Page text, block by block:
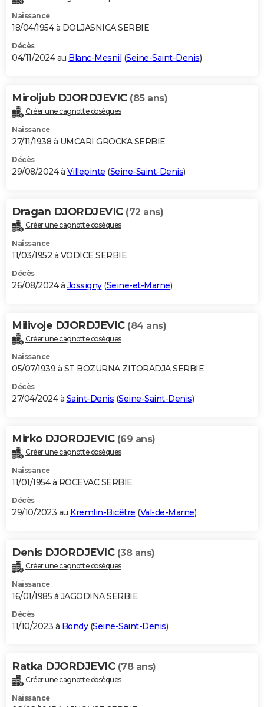
Naissance
18/04/1954 à DOLJASNICA SERBIE
Décès
04/11/2024 au Blanc-Mesnil (Seine-Saint-Denis)
Miroljub DJORDJEVIC (85 ans)
Créer une cagnotte obsèques
Naissance
27/11/1938 à UMCARI GROCKA SERBIE
Décès
29/08/2024 à Villepinte (Seine-Saint-Denis)
Dragan DJORDJEVIC (72 ans)
Créer une cagnotte obsèques
Naissance
11/03/1952 à VODICE SERBIE
Décès
26/08/2024 à Jossigny(Seine-et-Marne)
Milivoje DJORDJEVIC (84 ans)
Créer une cagnotte obsèques
Naissance
05/07/1939 à ST BOZURNA ZITORADJA SERBIE
Décès
27/04/2024 à Saint-Denis (Seine-Saint-Denis)
Mirko DJORDJEVIC (69 ans)
Créer une cagnotte obsèques
Naissance
11/01/1954 à ROCEVAC SERBIE
Décès
29/10/2023 au Kremlin-Bicêtre (Val-de-Marne)
Denis DJORDJEVIC (38 ans)
Créer une cagnotte obsèques
Naissance
16/01/1985 à JAGODINA SERBIE
Décès
11/10/2023 à Bondy(Seine-Saint-Denis)
Ratka DJORDJEVIC (78 ans)
Créer une cagnotte obsèques
Naissance